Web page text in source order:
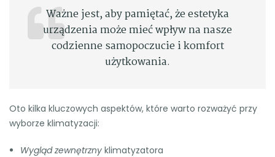
Ważne jest, aby pamiętać, że estetyka
urządzenia może mieć wpływ na nasze
codzienne samopoczucie i komfort
użytkowania.
Oto kilka kluczowych aspektów, które warto rozważyć przy
wyborze klimatyzacji:
Wygląd zewnętrzny klimatyzatora